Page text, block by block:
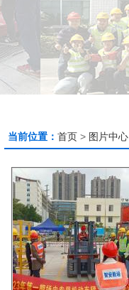
当前位置： 首页 > 图片中心